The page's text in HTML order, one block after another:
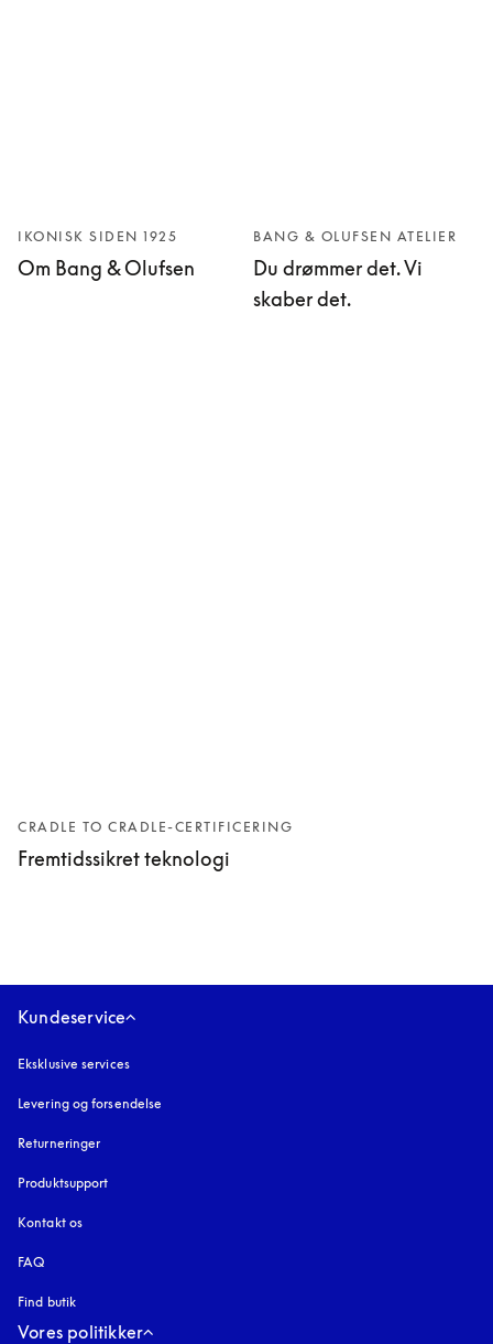
IKONISK SIDEN 1925
Om Bang & Olufsen
BANG & OLUFSEN ATELIER
Du drømmer det. Vi
skaber det.
CRADLE TO CRADLE-CERTIFICERING
Fremtidssikret teknologi
Kundeservice
Eksklusive services
Levering og forsendelse
Returneringer
Produktsupport
Kontakt os
FAQ
Find butik
Vores politikker